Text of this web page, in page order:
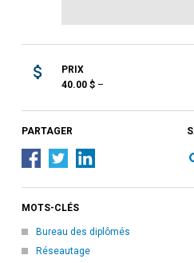
PRIX
40.00$–
PARTAGER
MOTS-CLÉS
Bureau des diplômés
Réseautage